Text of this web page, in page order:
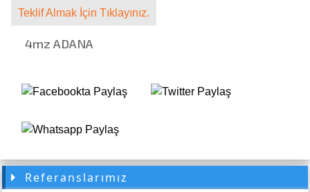
Teklif Almak İçin Tıklayınız.
4mz ADANA
Referanslarımız
İŞİTME ENGELLİLER İLKÖĞRETİM OKULU 4mz Eğitim Donatılarını Tercih
FİNAL OKULLARI 4mz Eğitim Donatılarını Tercih Etti
FAKÜLTE YAYINLARI EĞİTİM VE DANIŞMANLIK MERKEZİ4mz Eğitim
Donatılarını Tercih Etti
KİLİS İL AFET VE ACİL DURUM MÜD. 4mz Eğitim Donatılarını Tercih Etti
KİLİS - ELBEYLİ